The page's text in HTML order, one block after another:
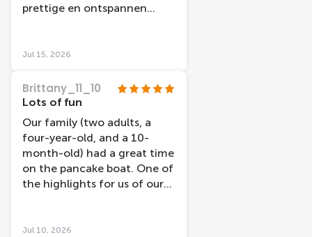
prettige en ontspannen
Jul 15, 2026
Brittany_11_10
Lots of fun
Our family (two adults, a
four-year-old, and a 10-
month-old) had a great time
on the pancake boat. One of
the highlights for us of our
each time between plain,
Jul 10, 2026